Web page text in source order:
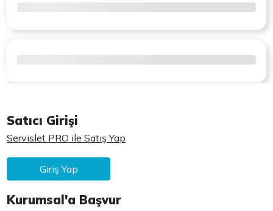
Satıcı Girişi
Servislet PRO ile Satış Yap
Giriş Yap
Kurumsal'a Başvur